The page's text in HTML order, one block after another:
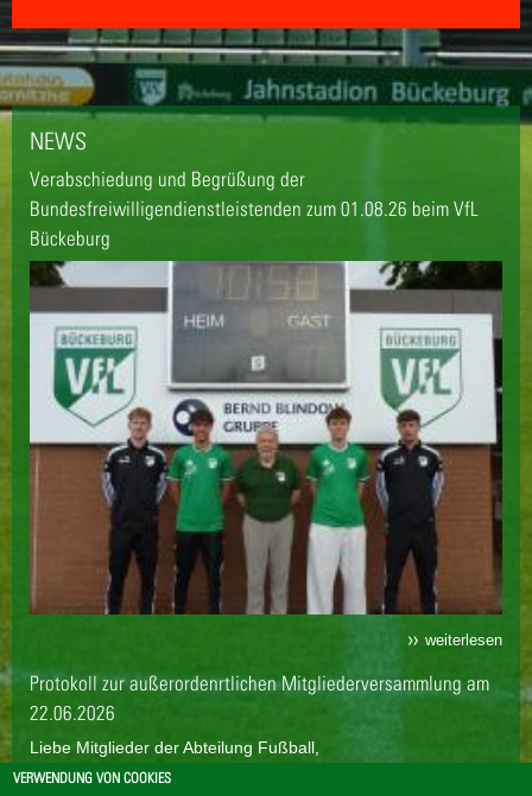
NEWS
Verabschiedung und Begrüßung der
Bundesfreiwilligendienstleistenden zum 01.08.26 beim VfL
Bückeburg
weiterlesen
Protokoll zur außerordenrtlichen Mitgliederversammlung am
22.06.2026
Liebe Mitglieder der Abteilung Fußball,
bei der außerodentlichen Mitgliederversammlung am 22. Juni
VERWENDUNG VON COOKIES